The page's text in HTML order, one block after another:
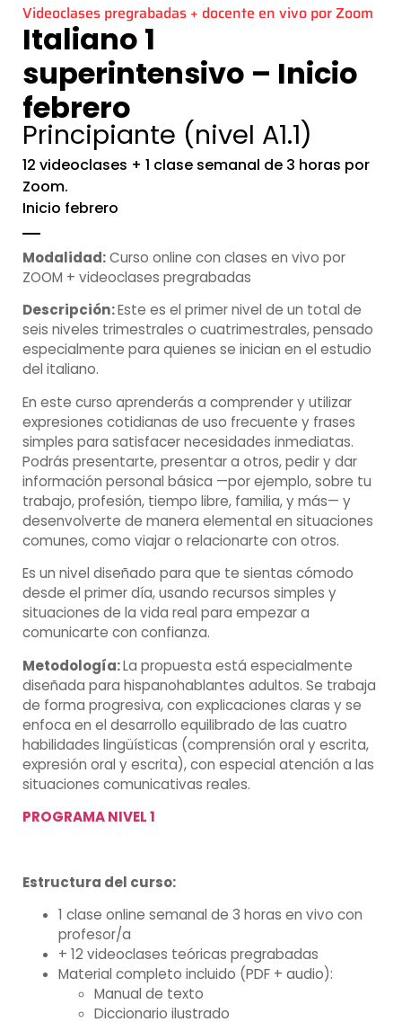
Videoclases pregrabadas + docente en vivo por Zoom
Italiano 1
superintensivo – Inicio
febrero
Principiante (nivel A1.1)
12 videoclases + 1 clase semanal de 3 horas por
Zoom.
Inicio febrero
Modalidad:Curso online con clases en vivo por
ZOOM + videoclases pregrabadas
Descripción:Este es el primer nivel de un total de
seis niveles trimestrales o cuatrimestrales, pensado
especialmente para quienes se inician en el estudio
del italiano.
En este curso aprenderás a comprender y utilizar
expresiones cotidianas de uso frecuente y frases
simples para satisfacer necesidades inmediatas.
Podrás presentarte, presentar a otros, pedir y dar
información personal básica —por ejemplo, sobre tu
trabajo, profesión, tiempo libre, familia, y más— y
desenvolverte de manera elemental en situaciones
comunes, como viajar o relacionarte con otros.
Es un nivel diseñado para que te sientas cómodo
desde el primer día, usando recursos simples y
situaciones de la vida real para empezar a
comunicarte con confianza.
Metodología:La propuesta está especialmente
diseñada para hispanohablantes adultos. Se trabaja
de forma progresiva, con explicaciones claras y se
enfoca en el desarrollo equilibrado de las cuatro
habilidades lingüísticas (comprensión oral y escrita,
expresión oral y escrita), con especial atención a las
situaciones comunicativas reales.
PROGRAMA NIVEL 1
Estructura del curso:
1 clase online semanal de 3 horas en vivo con
profesor/a
+ 12 videoclases teóricas pregrabadas
Material completo incluido (PDF + audio):
Manual de texto
Diccionario ilustrado